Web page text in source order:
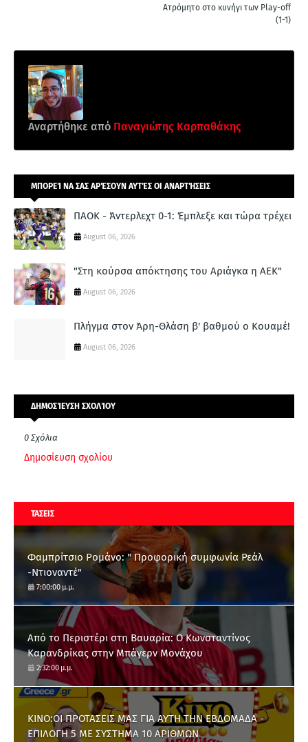
Ατρόμητο στο κυνήγι των Play-off
(1-1)
Αναρτήθηκε από Παναγιώτης Καρπαθάκης
ΜΠΟΡΕΊ ΝΑ ΣΑΣ ΑΡΈΣΟΥΝ ΑΥΤΈΣ ΟΙ ΑΝΑΡΤΉΣΕΙΣ
ΠΑΟΚ - Άντερλεχτ 0-1: Έμπλεξε και τώρα τρέχει
August 06, 2026
"Στη κούρσα απόκτησης του Αριάγκα η ΑΕΚ"
August 06, 2026
Πλήγμα στον Άρη-Θλάση β' βαθμού ο Κουαμέ!
August 06, 2026
ΔΗΜΟΣΊΕΥΣΗ ΣΧΟΛΊΟΥ
0 Σχόλια
Δημοσίευση σχολίου
ΤΑΣΕΙΣ
Φαμπρίτσιο Ρομάνο: " Προφορική συμφωνία Ρεάλ
-Ντιοναντέ"
7:00:00 μ.μ.
Από το Περιστέρι στη Βαυαρία: O Κωνσταντίνος
Καρανδρίκας στην Μπάγερν Μονάχου
2:32:00 μ.μ.
ΚΙΝΟ:ΟΙ ΠΡΟΤΑΣΕΙΣ ΜΑΣ ΓΙΑ ΑΥΤΗ ΤΗΝ ΕΒΔΟΜΑΔΑ -
ΕΠΙΛΟΓΗ 5 ΜΕ ΣΥΣΤΗΜΑ 10 ΑΡΙΘΜΩΝ